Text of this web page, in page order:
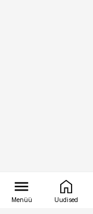
Menüü Uudised